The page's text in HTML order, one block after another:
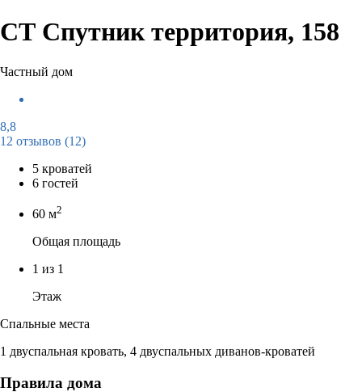
СТ Спутник территория, 158
Частный дом
8,8
12 отзывов (12)
5 кроватей
6 гостей
60 м2
Общая площадь
1 из 1
Этаж
Спальные места
1 двуспальная кровать, 4 двуспальных диванов-кроватей
Правила дома